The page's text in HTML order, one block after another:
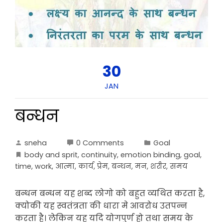
30
JAN
बन्धन
sneha 0 Comments
Goal
body and sprit, continuity, emotion binding, goal,
time, work, आत्मा, कार्य, प्रेम, बन्धन, मन, शरीर, समय
बन्धन बन्धन यह शब्द लोगो को बहुत व्यथित करता है,
क्योकी यह स्वतंत्रता की धारा मे आवरोध उतपन्न
करता है। लेकिन यह यदि योगपुर्ण हो तथा समय के